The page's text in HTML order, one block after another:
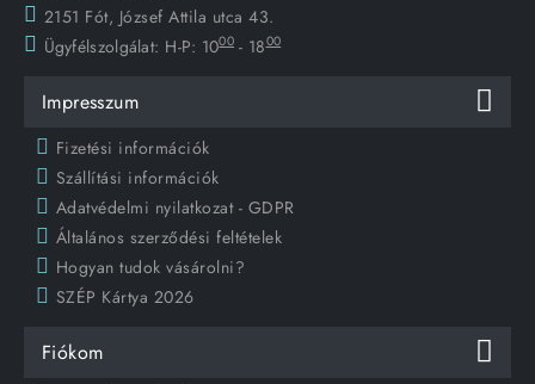
2151 Fót, József Attila utca 43.
Ügyfélszolgálat: H-P: 1000 - 1800
Impresszum
Fizetési információk
Szállítási információk
Adatvédelmi nyilatkozat - GDPR
Általános szerződési feltételek
Hogyan tudok vásárolni?
SZÉP Kártya 2026
Fiókom